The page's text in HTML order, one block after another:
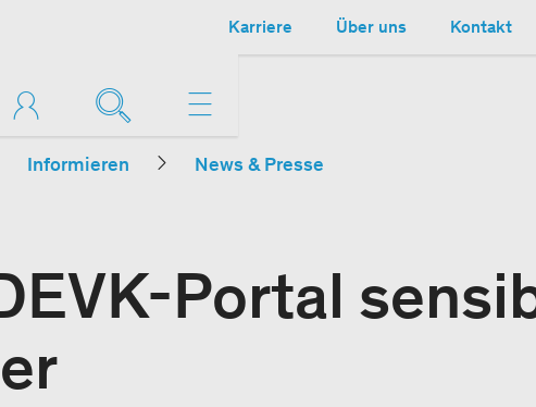
Karriere Über uns Kontakt
Informieren News & Presse
Portal